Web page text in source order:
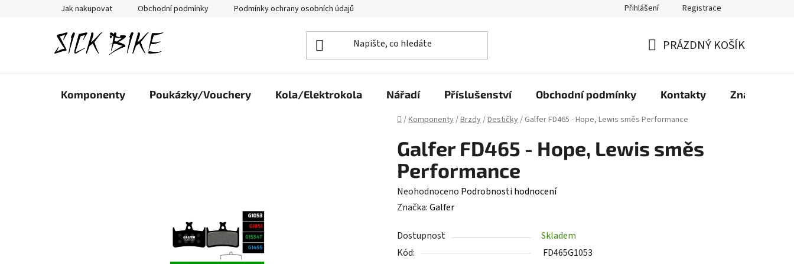
Jak nakupovat Obchodní podmínky Podmínky ochrany osobních údajů Přihlášení Registrace
KOŠÍK
PRÁZDNÝ KOŠÍK
Komponenty Poukázky/Vouchery Kola/Elektrokola Nářadí Příslušenství Obchodní podmínky Kontakty Značky
Domů
/Komponenty/Brzdy/Destičky/ Galfer FD465 - Hope, Lewis směs Performance
Galfer FD465 - Hope, Lewis směs
Performance
Průměrné
hodnocení
je
0,0
Neohodnoceno Podrobnosti hodnocení
Značka:Galfer
Dostupnost
Skladem
Kód:
FD465G1053